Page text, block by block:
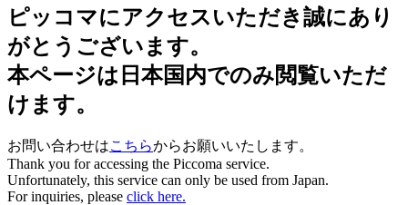
ピッコマにアクセスいただき誠にあり
がとうございます。
本ページは日本国内でのみ閲覧いただ
けます。
お問い合わせはこちらからお願いいたします。
Thank you for accessing the Piccoma service.
Unfortunately, this service can only be used from Japan.
For inquiries, please click here.